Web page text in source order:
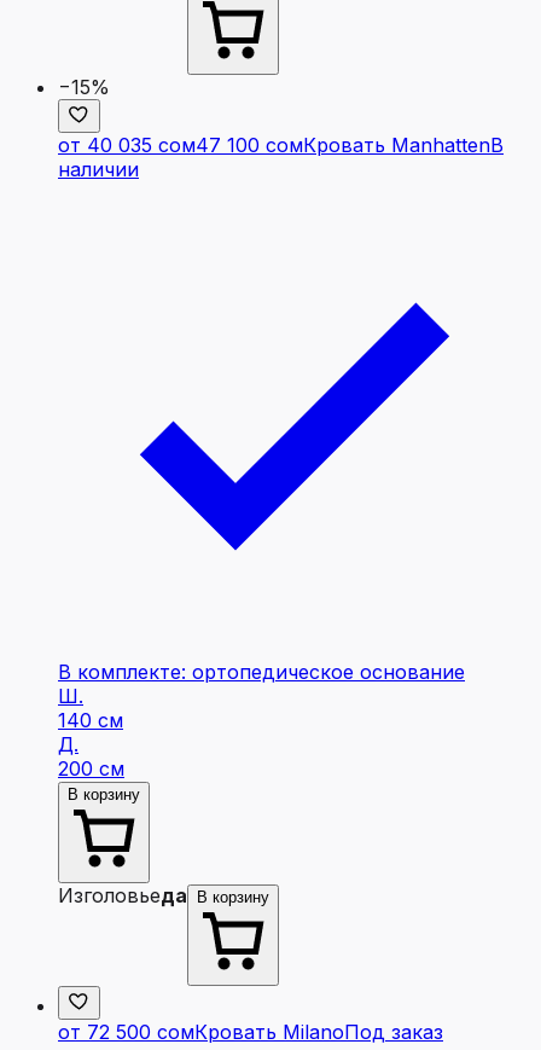
−15%
от 40 035 сом47 100 сомКровать ManhattenВ
наличии
В комплекте: ортопедическое основание
Ш.
140 см
Д.
200 см
В корзину
Изголовьеда В корзину
от 72 500 сомКровать MilanoПод заказ